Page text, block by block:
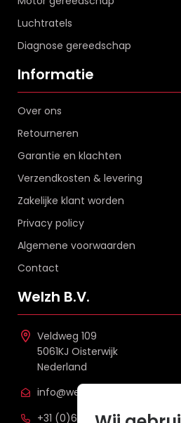
Luchtratels
Diagnose gereedschap
Informatie
Over ons
Retourneren
Garantie en klachten
Verzendkosten & levering
Zakelijke klant worden
Privacy policy
Algemene voorwaarden
Contact
Welzh B.V.
Veldweg 109
5061KJ Oisterwijk
Nederland
info@welzh.nl
+31 (0)6 26 51 83 20